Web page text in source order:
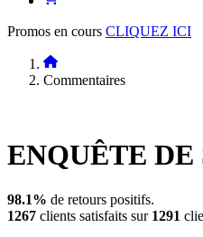
Promos en cours CLIQUEZ ICI
Commentaires
ENQUÊTE DE
98.1% de retours positifs.
1267 clients satisfaits sur 1291